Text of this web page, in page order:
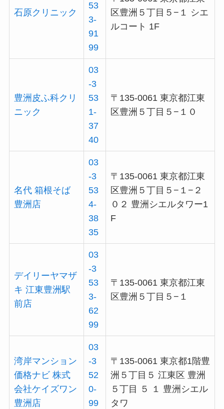
石原クリニック
53
3-
91
99
区豊洲５丁目５−１ シエ
ルコート 1F
豊洲皮ふ科クリ
ニック
03
-3
53
1-
37
40
〒135-0061 東京都江東
区豊洲５丁目５−１０
名代 箱根そば
豊洲店
03
-3
53
4-
38
35
〒135-0061 東京都江東
区豊洲５丁目５−１−２
０２ 豊洲シエルタワー1
F
デイリーヤマザ
キ 江東豊洲駅
前店
03
-3
53
3-
62
99
〒135-0061 東京都江東
区豊洲５丁目５−１
湾岸マンション
価格ナビ 株式
会社ケイズワン
豊洲店
03
-3
52
0-
99
〒135-0061 東京都1階豊
洲５丁目５ 江東区 豊洲
５丁目 ５ １ 豊洲シエル
タワ